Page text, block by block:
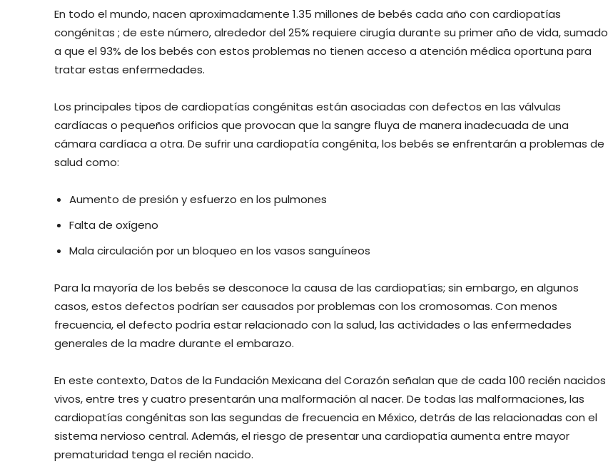
En todo el mundo, nacen aproximadamente 1.35 millones de bebés cada año con cardiopatías
congénitas ; de este número, alrededor del 25% requiere cirugía durante su primer año de vida, sumado
a que el 93% de los bebés con estos problemas no tienen acceso a atención médica oportuna para
tratar estas enfermedades.
Los principales tipos de cardiopatías congénitas están asociadas con defectos en las válvulas
cardíacas o pequeños orificios que provocan que la sangre fluya de manera inadecuada de una
cámara cardíaca a otra. De sufrir una cardiopatía congénita, los bebés se enfrentarán a problemas de
salud como:
Aumento de presión y esfuerzo en los pulmones
Falta de oxígeno
Mala circulación por un bloqueo en los vasos sanguíneos
Para la mayoría de los bebés se desconoce la causa de las cardiopatías; sin embargo, en algunos
casos, estos defectos podrían ser causados por problemas con los cromosomas. Con menos
frecuencia, el defecto podría estar relacionado con la salud, las actividades o las enfermedades
generales de la madre durante el embarazo.
En este contexto, Datos de la Fundación Mexicana del Corazón señalan que de cada 100 recién nacidos
vivos, entre tres y cuatro presentarán una malformación al nacer. De todas las malformaciones, las
cardiopatías congénitas son las segundas de frecuencia en México, detrás de las relacionadas con el
sistema nervioso central. Además, el riesgo de presentar una cardiopatía aumenta entre mayor
prematuridad tenga el recién nacido.